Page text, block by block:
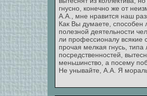
гнусно, конечно же от
А.А., мне нравится наш
Как Вы думаете, способен
полезной деятельности
ли профессионалу всякие
прочая мелкая гнусь,
посредственностей,
меньшинство, а посему
Не унывайте, А.А. Я